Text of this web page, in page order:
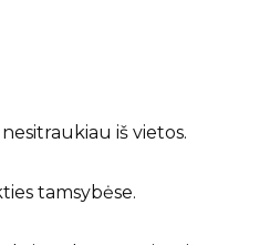
iš vietos.
tamsybėse.